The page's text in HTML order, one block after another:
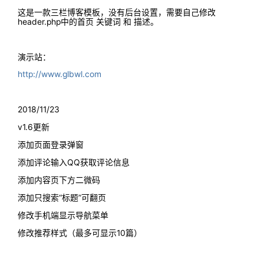
这是一款三栏博客模板，没有后台设置，需要自己修改
header.php中的首页 关键词 和 描述。
演示站：
http://www.glbwl.com
2018/11/23
v1.6更新
添加页面登录弹窗
添加评论输入QQ获取评论信息
添加内容页下方二微码
添加只搜索“标题”可翻页
修改手机端显示导航菜单
修改推荐样式（最多可显示10篇）